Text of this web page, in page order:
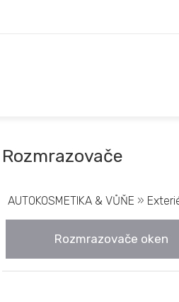
Rozmrazovače
AUTOKOSMETIKA & VŮŇE »
Rozmrazovače oken